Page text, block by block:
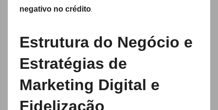
negativo no crédito.
Estrutura do Negócio e
Estratégias de
Marketing Digital e
Fidelização